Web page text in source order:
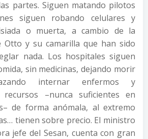
partes. Siguen matando pilotos
siguen robando celulares y
o muerta, a cambio de la
Otto y su camarilla que han sido
nada. Los hospitales siguen
sin medicinas, dejando morir
internar enfermos y
–nunca suficientes en
de forma anómala, al extremo
tienen sobre precio. El ministro
jefe del Sesan, cuenta con gran